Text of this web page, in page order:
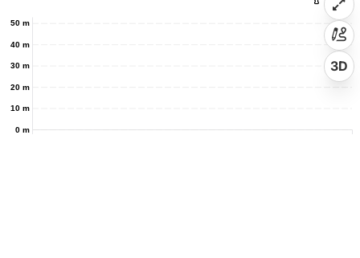
0 m
10 m
20 m
30 m
40 m
50 m
3D